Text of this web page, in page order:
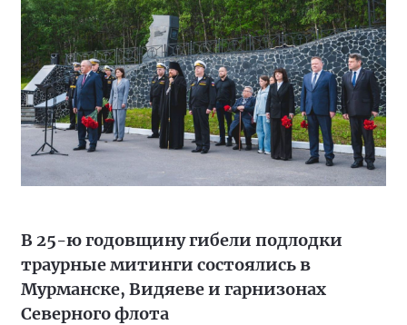
В 25-ю годовщину гибели подлодки
траурные митинги состоялись в
Мурманске, Видяеве и гарнизонах
Северного флота